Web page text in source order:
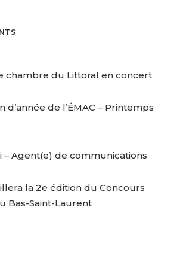
chambre du Littoral en concert
d’année de l’ÉMAC – Printemps
– Agent(e) de communications
la 2e édition du Concours
Bas-Saint-Laurent